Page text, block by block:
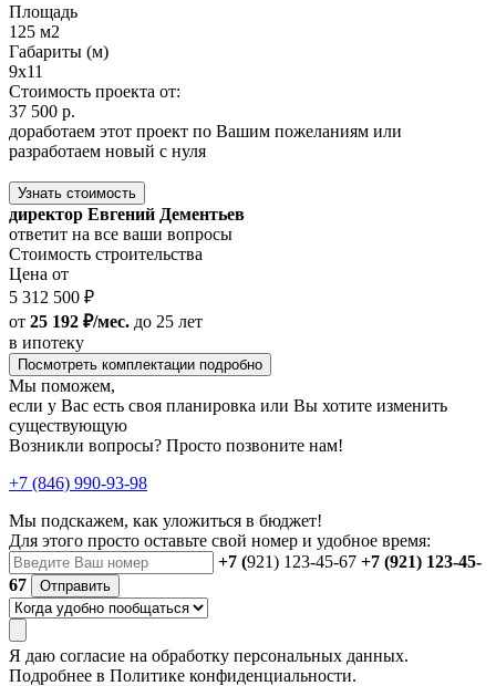
Площадь
125 м2
Габариты (м)
9х11
Стоимость проекта от:
37 500 р.
доработаем этот проект по Вашим пожеланиям или
разработаем новый с нуля
Узнать стоимость
директор Евгений Дементьев
ответит на все ваши вопросы
Стоимость строительства
Цена от
5 312 500 ₽
от 25 192 ₽/мес. до 25 лет
в ипотеку
Посмотреть комплектации подробно
Мы поможем,
если у Вас есть своя планировка или Вы хотите изменить
существующую
Возникли вопросы? Просто позвоните нам!
+7 (846) 990-93-98
Мы подскажем, как уложиться в бюджет!
Для этого просто оставьте свой номер и удобное время:
+7 (921) 123-45-67 +7 (921) 123-45-
67
Отправить
Я даю согласие на обработку персональных данных.
Подробнее в Политике конфиденциальности.